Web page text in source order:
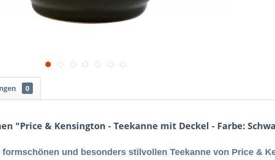
0
"Price & Kensington - Teekanne mit Deckel - Farbe:
formschönen und besonders stilvollen Teekanne von Price &